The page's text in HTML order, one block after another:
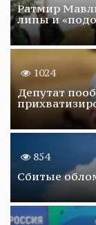
Ратмир
липы и
1024
Депутат
854
Сбитые